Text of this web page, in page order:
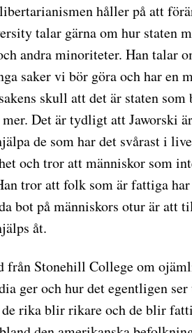
håller på att
talar gärna om hur staten
andra minoriteter. Han talar
saker vi bör göra och har en
skull att det är staten som
Det är tydligt att Jaworski
de som har det svårast i
och tror att människor som
tror att folk som är fattiga
bot på människors otur är att
åt.
från Stonehill College om
ger och hur det egentligen
rika blir rikare och de blir